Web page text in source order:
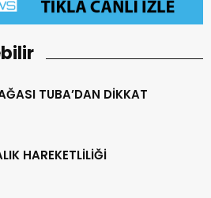
TUBA’DAN DİKKAT
HAREKETLİLİĞİ